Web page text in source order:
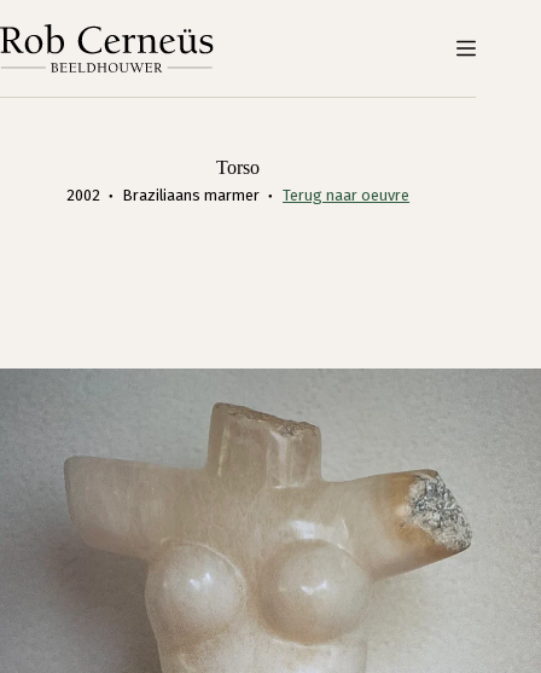
naar
de
inhoud
Torso
2002 Braziliaans marmer Terug naar oeuvre